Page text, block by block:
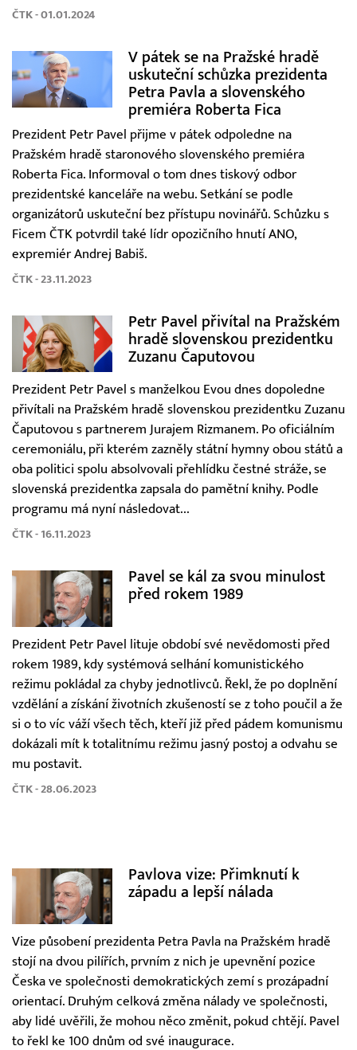
ČTK - 01.01.2024
V pátek se na Pražské hradě
uskuteční schůzka prezidenta
Petra Pavla a slovenského
premiéra Roberta Fica
Prezident Petr Pavel přijme v pátek odpoledne na
Pražském hradě staronového slovenského premiéra
Roberta Fica. Informoval o tom dnes tiskový odbor
prezidentské kanceláře na webu. Setkání se podle
organizátorů uskuteční bez přístupu novinářů. Schůzku s
Ficem ČTK potvrdil také lídr opozičního hnutí ANO,
expremiér Andrej Babiš.
ČTK - 23.11.2023
Petr Pavel přivítal na Pražském
hradě slovenskou prezidentku
Zuzanu Čaputovou
Prezident Petr Pavel s manželkou Evou dnes dopoledne
přivítali na Pražském hradě slovenskou prezidentku Zuzanu
Čaputovou s partnerem Jurajem Rizmanem. Po oficiálním
ceremoniálu, při kterém zazněly státní hymny obou států a
oba politici spolu absolvovali přehlídku čestné stráže, se
slovenská prezidentka zapsala do pamětní knihy. Podle
programu má nyní následovat...
ČTK - 16.11.2023
Pavel se kál za svou minulost
před rokem 1989
Prezident Petr Pavel lituje období své nevědomosti před
rokem 1989, kdy systémová selhání komunistického
režimu pokládal za chyby jednotlivců. Řekl, že po doplnění
vzdělání a získání životních zkušeností se z toho poučil a že
si o to víc váží všech těch, kteří již před pádem komunismu
dokázali mít k totalitnímu režimu jasný postoj a odvahu se
mu postavit.
ČTK - 28.06.2023
Pavlova vize: Přimknutí k
západu a lepší nálada
Vize působení prezidenta Petra Pavla na Pražském hradě
stojí na dvou pilířích, prvním z nich je upevnění pozice
Česka ve společnosti demokratických zemí s prozápadní
orientací. Druhým celková změna nálady ve společnosti,
aby lidé uvěřili, že mohou něco změnit, pokud chtějí. Pavel
to řekl ke 100 dnům od své inaugurace.